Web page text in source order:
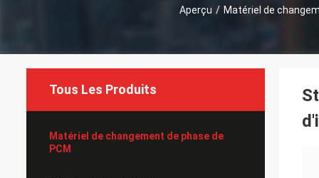
Aperçu / Matériel de
Tous Les Produits
Matériel de changement de phase de
PCM